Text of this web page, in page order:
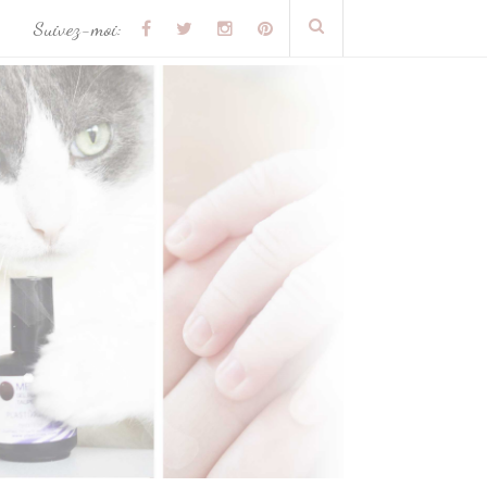
Suivez-moi: